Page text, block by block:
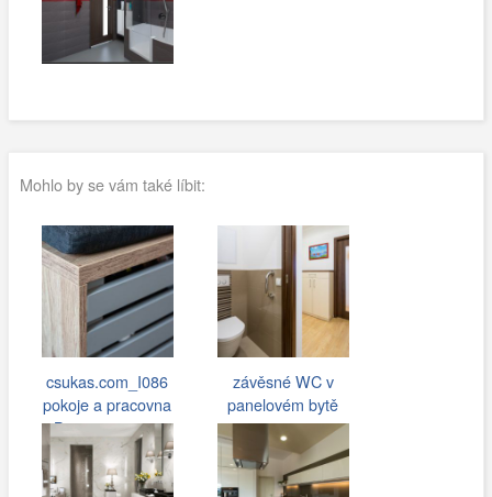
Mohlo by se vám také líbit:
csukas.com_I086
pokoje a pracovna
Beroun 019.jpg
závěsné WC v
panelovém bytě